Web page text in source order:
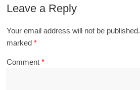
Leave a Reply
Your email address will not be published.
marked*
Comment*